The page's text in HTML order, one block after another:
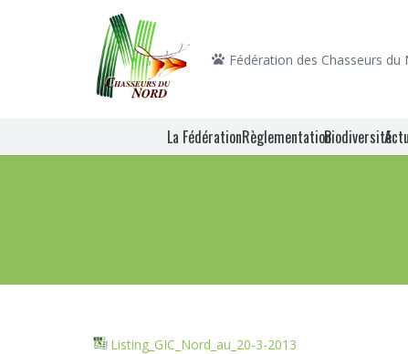
Fédération des Chasseurs du
La FédérationRèglementationBiodiversité
Listing_GIC_Nord_au_20-3-2013